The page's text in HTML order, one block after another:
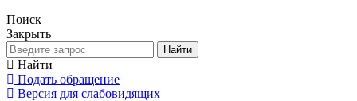
Поиск
Закрыть
Найти
Найти
Подать обращение
Версия для слабовидящих